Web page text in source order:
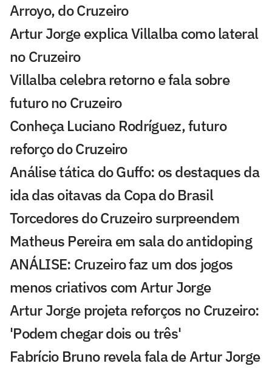
Arroyo, do Cruzeiro
Artur Jorge explica Villalba como lateral
no Cruzeiro
Villalba celebra retorno e fala sobre
futuro no Cruzeiro
Conheça Luciano Rodríguez, futuro
reforço do Cruzeiro
Análise tática do Guffo: os destaques da
ida das oitavas da Copa do Brasil
Torcedores do Cruzeiro surpreendem
Matheus Pereira em sala do antidoping
ANÁLISE: Cruzeiro faz um dos jogos
menos criativos com Artur Jorge
Artur Jorge projeta reforços no Cruzeiro:
'Podem chegar dois ou três'
Fabrício Bruno revela fala de Artur Jorge